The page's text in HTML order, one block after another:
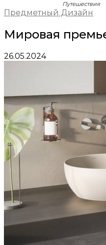
Путешествия
Предметный Дизайн
Мировая
26.05.2024